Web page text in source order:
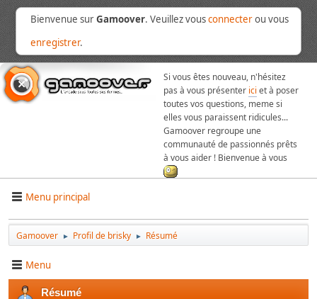
Bienvenue surGamoover. Veuillez vousconnecterou vous
enregistrer.
Si vous êtes nouveau, n'hésitez
pas à vous présenter ici et à poser
toutes vos questions, meme si
elles vous paraissent ridicules...
Gamoover regroupe une
communauté de passionnés prêts
à vous aider ! Bienvenue à vous
Menu principal
Gamoover ► Profil de brisky ► Résumé
Menu
Résumé